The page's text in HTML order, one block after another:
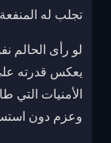
تجلب له المنفعة
لو رأى الحالم
يعكس قدرته
الأمنيات التي
وعزم دون